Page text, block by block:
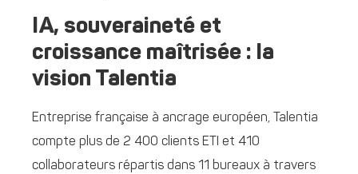
IA, souveraineté et
croissance maîtrisée : la
vision Talentia
Entreprise française à ancrage européen, Talentia
compte plus de 2 400 clients ETI et 410
collaborateurs répartis dans 11 bureaux à travers